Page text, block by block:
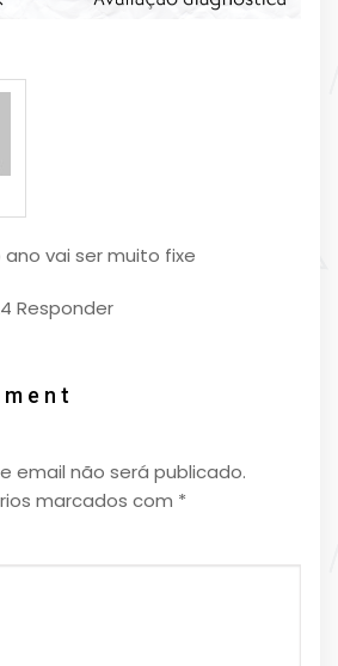
vai ser muito fixe
Responder
email não será publicado.
marcados com *